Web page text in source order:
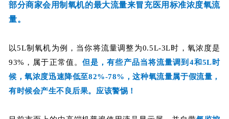
部分商家会用制氧机的最大流量来冒充医用标准浓度氧流
量。
以5L制氧机为例，当你将流量调整为0.5L-3L时，氧浓度是
93%，属于正常值。但是，有些产品当将流量调到4和5L时
候，氧浓度迅速降低至82%-78%，这种氧流量属于假流量，
有时候会产生不良后果。应该警惕！